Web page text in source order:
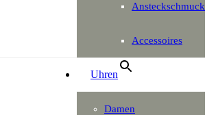
Ansteckschmuck
Accessoires
Uhren
Damen